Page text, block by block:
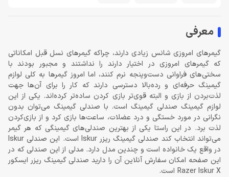
معرفی
گیمرهای امروزی شانس زیادی دارند، چراکه گیمرهای نسل قبل امکاناتی
که گیمرهای امروزی در اختیار دارند را نداشتند و مجبور بودند با
سختی‌های فراوانی دست‌وپنجه نرم کنند، اما امروز گیمرها به کلی لوازم
گیمینگ حرفه‌ای و رده‌بالا دسترسی دارند که کار را برای آن‌ها جهت
لذت‌بردن از بازی و البته قوی‌تر بازی کردن ساده‌تر کرده‌اند. یکی از این
لوازم گیمینگ صندلی گیمینگ است. با صندلی گیمینگ می‌توان بدون
نگرانی در مورد خستگی و درد عضلات، ساعت‌ها بازی کرد و از بازی‌کردن
لذت برد. در این راستا یکی از بهترین صندلی‌های گیمینگی که هر گیمر
می‌تواند انتخاب کند صندلی گیمینگ ریزر Iskur است. این صندلی Iskur
در واقع یک خانواده است و چندین مدل دارد. مدلی از این صندلی که در
این صفحه امکان سفارش آنلاین آن را دارید صندلی گیمینگ ریزر ایسکور
Razer Iskur X است.